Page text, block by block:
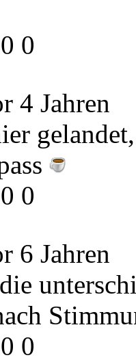
0 0
4 Jahren
0 0
6 Jahren
0 0